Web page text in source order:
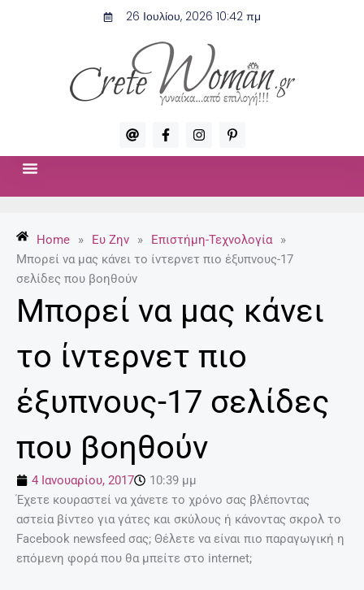
26 Ιουλίου, 2026 10:42 πμ
A
t
F
a
c
f
I
n
s
P
i
n
-
p
Home » Ευ Ζην » Επιστήμη-Τεχνολογία
»
Μπορεί να μας κάνει το ίντερνετ πιο έξυπνους-17
σελίδες που βοηθούν
Μπορεί να μας κάνει
το ίντερνετ πιο
έξυπνους-17 σελίδες
που βοηθούν
4 Ιανουαρίου, 2017
10:39 μμ
Έχετε κουραστεί να χάνετε το χρόνο σας βλέποντας
αστεία βίντεο για γάτες και σκύλους ή κάνοντας σκρολ το
Facebook newsfeed σας; Θέλετε να είναι πιο παραγωγική η
επόμενη φορά που θα μπείτε στο internet;